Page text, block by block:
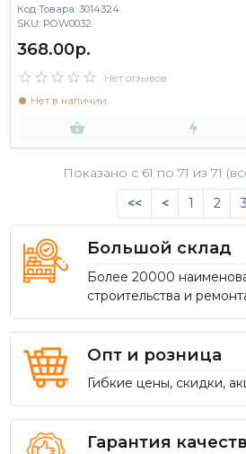
Код Товара: 3014324
SKU: POW0032
368.00р.
Нет отзывов
Нет в наличии
Показано с 61 по 71 из 71
<<
< 1 2 3
Большой склад
Более 20000
строительства и
Опт и розница
Гибкие цены, скидки,
Гарантия